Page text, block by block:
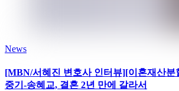
News
[MBN/서혜진 변호사 인터뷰][이혼재산분
중기-송혜교, 결혼 2년 만에 갈라서